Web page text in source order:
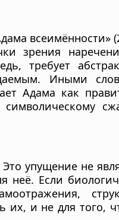
всеимённости»
зрения
требует
Иными
Адама как
упущение не
неё. Если
их, и не для того,